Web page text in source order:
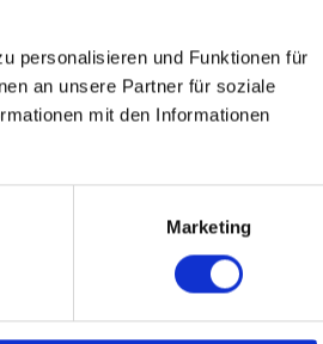
personalisieren und Funktionen für
an unsere Partner für soziale
mit den Informationen
Marketing